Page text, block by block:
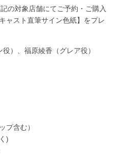
の対象店舗にてご予約・ご購入
ャスト直筆サイン色紙】をプレ
）、福原綾香（グレア役）
プ含む）
)